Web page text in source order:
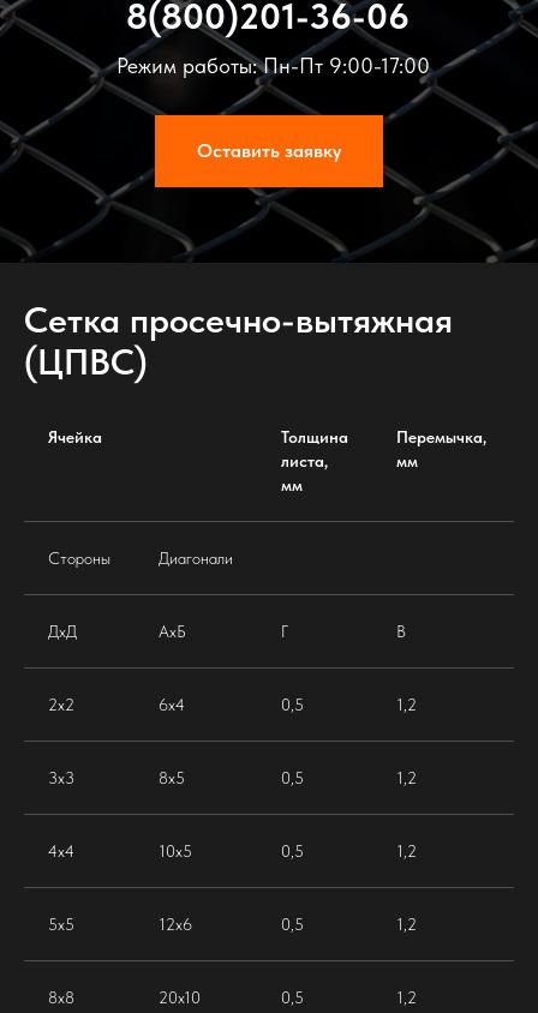
8(800)201-36-06
Режим работы: Пн-Пт 9:00-17:00
Оставить заявку
Сетка просечно-вытяжная
(ЦПВС)
Ячейка
Толщина
листа,
мм
Перемычка,
мм
Стороны Диагонали
ДхД АхБ Г В
2х2 6х4 0,5 1,2
3х3 8х5 0,5 1,2
4х4 10х5 0,5 1,2
5х5 12х6 0,5 1,2
8х8 20х10 0,5 1,2